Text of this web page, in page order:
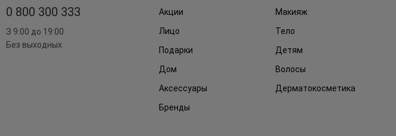
0 800 300 333
З 9:00 до 19:00
Без выходных
Акции
Макияж
Лицо
Тело
Подарки
Детям
Дом
Волосы
Аксессуары
Дерматокосметика
Бренды